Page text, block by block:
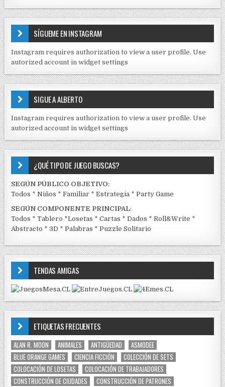
N
T
I
D
S
E
J
C
K
SÍGUEME EN INSTAGRAM
Instagram requires authorization to view a user profile. Use
autorized account in widget settings
SIGUE A ALBERTO
Instagram requires authorization to view a user profile. Use
autorized account in widget settings
¿QUÉ TIPO DE JUEGO BUSCAS?
SEGÚN PÚBLICO OBJETIVO:
Todos *Niños *Familiar *Estrategia *Party Game
SEGÚN COMPONENTE PRINCIPAL:
Todos *Tablero *Losetas *Cartas *Dados *Roll&Write *
Abstracto *3D *Palabras *Puzzle Solitario
TENDAS AMIGAS
ETIQUETAS FRECUENTES
ALAN R. MOON ANIMALES ANTIGÜEDAD
ASMODEE
BLUE ORANGE GAMES
CIENCIA FICCIÓN
COLECCIÓN DE SETS
COLOCACIÓN DE LOSETAS
COLOCACIÓN DE TRABAJADORES
CONSTRUCCIÓN DE CIUDADES
CONSTRUCCIÓN DE PATRONES